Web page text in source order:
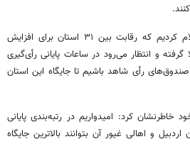
قاسمیان افزود: پیش از این اعلام کردیم که رقابت بین ۳۱ استان برای افزایش
و انتظار می‌رود در ساعات پایانی رأی‌گیری
رأی شاهد باشیم تا جایگاه این استان
کرد: امیدواریم در رتبه‌بندی پایانی
و اهالی غیور آن بتوانند بالاترین جایگاه